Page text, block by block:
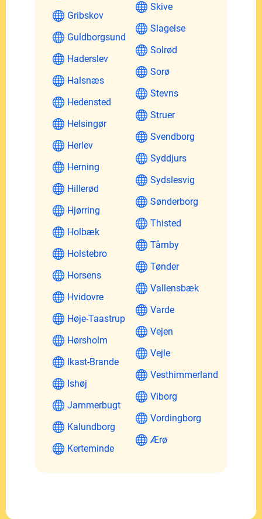
Gribskov
Guldborgsund
Haderslev
Halsnæs
Hedensted
Helsingør
Herlev
Herning
Hillerød
Hjørring
Holbæk
Holstebro
Horsens
Hvidovre
Høje-Taastrup
Hørsholm
Ikast-Brande
Ishøj
Jammerbugt
Kalundborg
Kerteminde
Skive
Slagelse
Solrød
Sorø
Stevns
Struer
Svendborg
Syddjurs
Sydslesvig
Sønderborg
Thisted
Tårnby
Tønder
Vallensbæk
Varde
Vejen
Vejle
Vesthimmerland
Viborg
Vordingborg
Ærø